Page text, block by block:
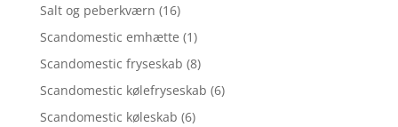
Salt og peberkværn (16)
Scandomestic emhætte (1)
Scandomestic fryseskab (8)
Scandomestic kølefryseskab (6)
Scandomestic køleskab (6)